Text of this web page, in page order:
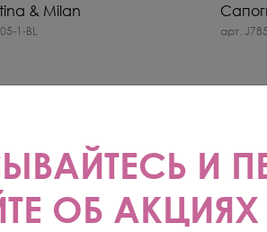
& Milan
1-BL арт.
И
ОБ